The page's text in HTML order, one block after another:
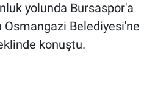
yolunda Bursaspor'a
Belediyesi'ne
konuştu.